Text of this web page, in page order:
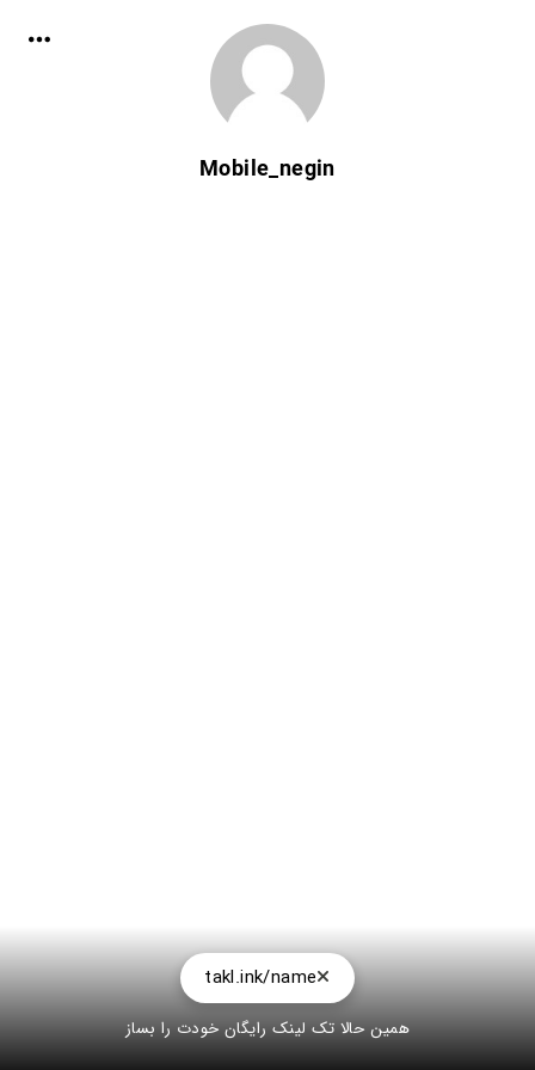
Mobile_negin
takl.ink/name
همین حالا تک لینک رایگان خودت را بساز